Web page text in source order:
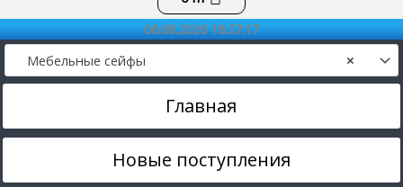
06.08.2026 18:27:17
×
Мебельные сейфы
Главная
Новые поступления